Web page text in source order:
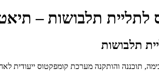
תלבושות –
תלבושות
תוכננה והותקנה מערכת קומפקטוס ייעודית